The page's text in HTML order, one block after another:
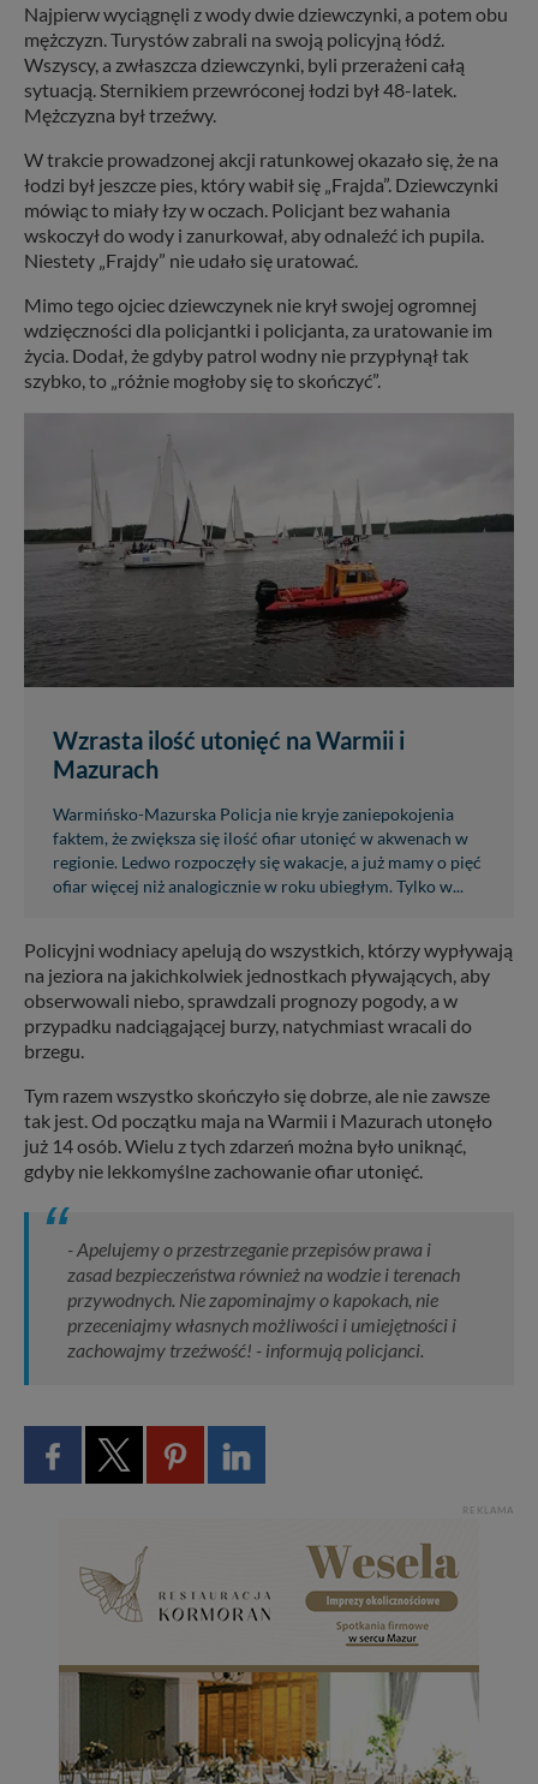
Najpierw wyciągnęli z wody dwie dziewczynki, a potem obu
mężczyzn. Turystów zabrali na swoją policyjną łódź.
Wszyscy, a zwłaszcza dziewczynki, byli przerażeni całą
sytuacją. Sternikiem przewróconej łodzi był 48-latek.
Mężczyzna był trzeźwy.
W trakcie prowadzonej akcji ratunkowej okazało się, że na
łodzi był jeszcze pies, który wabił się „Frajda”. Dziewczynki
mówiąc to miały łzy w oczach. Policjant bez wahania
wskoczył do wody i zanurkował, aby odnaleźć ich pupila.
Niestety „Frajdy” nie udało się uratować.
Mimo tego ojciec dziewczynek nie krył swojej ogromnej
wdzięczności dla policjantki i policjanta, za uratowanie im
życia. Dodał, że gdyby patrol wodny nie przypłynął tak
szybko, to „różnie mogłoby się to skończyć”.
Wzrasta ilość utonięć na Warmii i
Mazurach
Warmińsko-Mazurska Policja nie kryje zaniepokojenia
faktem, że zwiększa się ilość ofiar utonięć w akwenach w
regionie. Ledwo rozpoczęły się wakacje, a już mamy o pięć
ofiar więcej niż analogicznie w roku ubiegłym. Tylko w...
Policyjni wodniacy apelują do wszystkich, którzy wypływają
na jeziora na jakichkolwiek jednostkach pływających, aby
obserwowali niebo, sprawdzali prognozy pogody, a w
przypadku nadciągającej burzy, natychmiast wracali do
brzegu.
Tym razem wszystko skończyło się dobrze, ale nie zawsze
tak jest. Od początku maja na Warmii i Mazurach utonęło
już 14 osób. Wielu z tych zdarzeń można było uniknąć,
gdyby nie lekkomyślne zachowanie ofiar utonięć.
- Apelujemy o przestrzeganie przepisów prawa i
zasad bezpieczeństwa również na wodzie i terenach
przywodnych. Nie zapominajmy o kapokach, nie
przeceniajmy własnych możliwości i umiejętności i
zachowajmy trzeźwość! - informują policjanci.
REKLAMA